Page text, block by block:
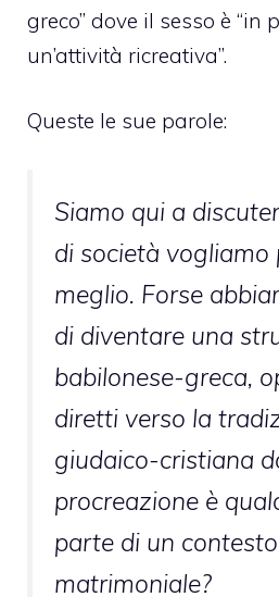
greco” dove il sesso è “in
un’attività ricreativa”.
Queste le sue parole:
Siamo qui a
di società vogliamo
meglio. Forse
di diventare una
babilonese-greca,
diretti verso la
giudaico-cristiana
procreazione è
parte di un contesto
matrimoniale?